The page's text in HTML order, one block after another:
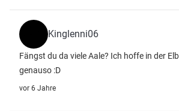
Kinglenni06
Fängst du da viele Aale? Ich hoffe in der
genauso :D
vor 6 Jahre